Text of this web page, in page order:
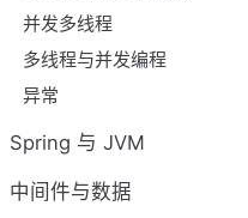
并发多线程
多线程与并发编程
异常
Spring 与 JVM
中间件与数据